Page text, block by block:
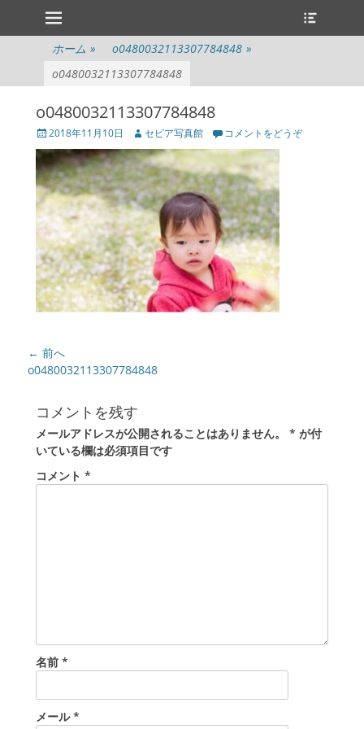
メインメニュー
コ
ン
ス
キ
プ
ダ
り
ホーム » o0480032113307784848 »
o0480032113307784848
o0480032113307784848
投
稿
日
2018年11月10日
投
稿
者
セピア写真館 コメントをどうぞ
投
稿
ビ
ゲ
ー
シ
ョ
← 前へ
前
稿:
o0480032113307784848
コメントを残す
メールアドレスが公開されることはありません。 * が付
いている欄は必須項目です
コメント *
名前 *
メール*